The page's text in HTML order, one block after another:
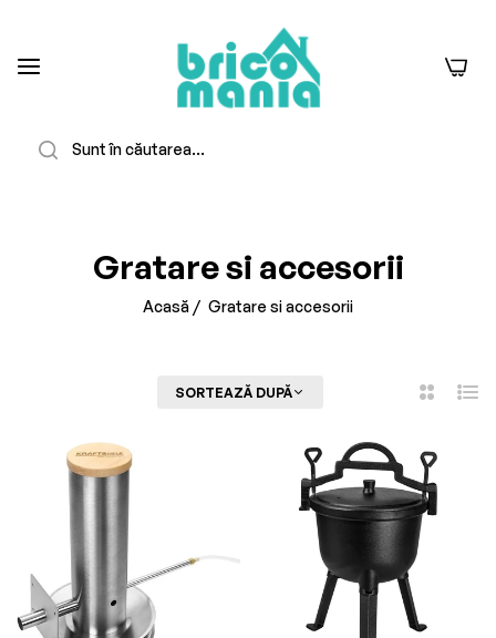
0
Gratare si accesorii
Acasă / Gratare si accesorii
1500 W, Kraft&Dele KD4140
KRAFT&DELE
Pompa De Vopsit Pentru
W, Capacitate 15 L,
Preț
obișnuit
811,20 lei Preț
redus
1.054,55 lei
SORTEAZĂ DUPĂ
2
Listă